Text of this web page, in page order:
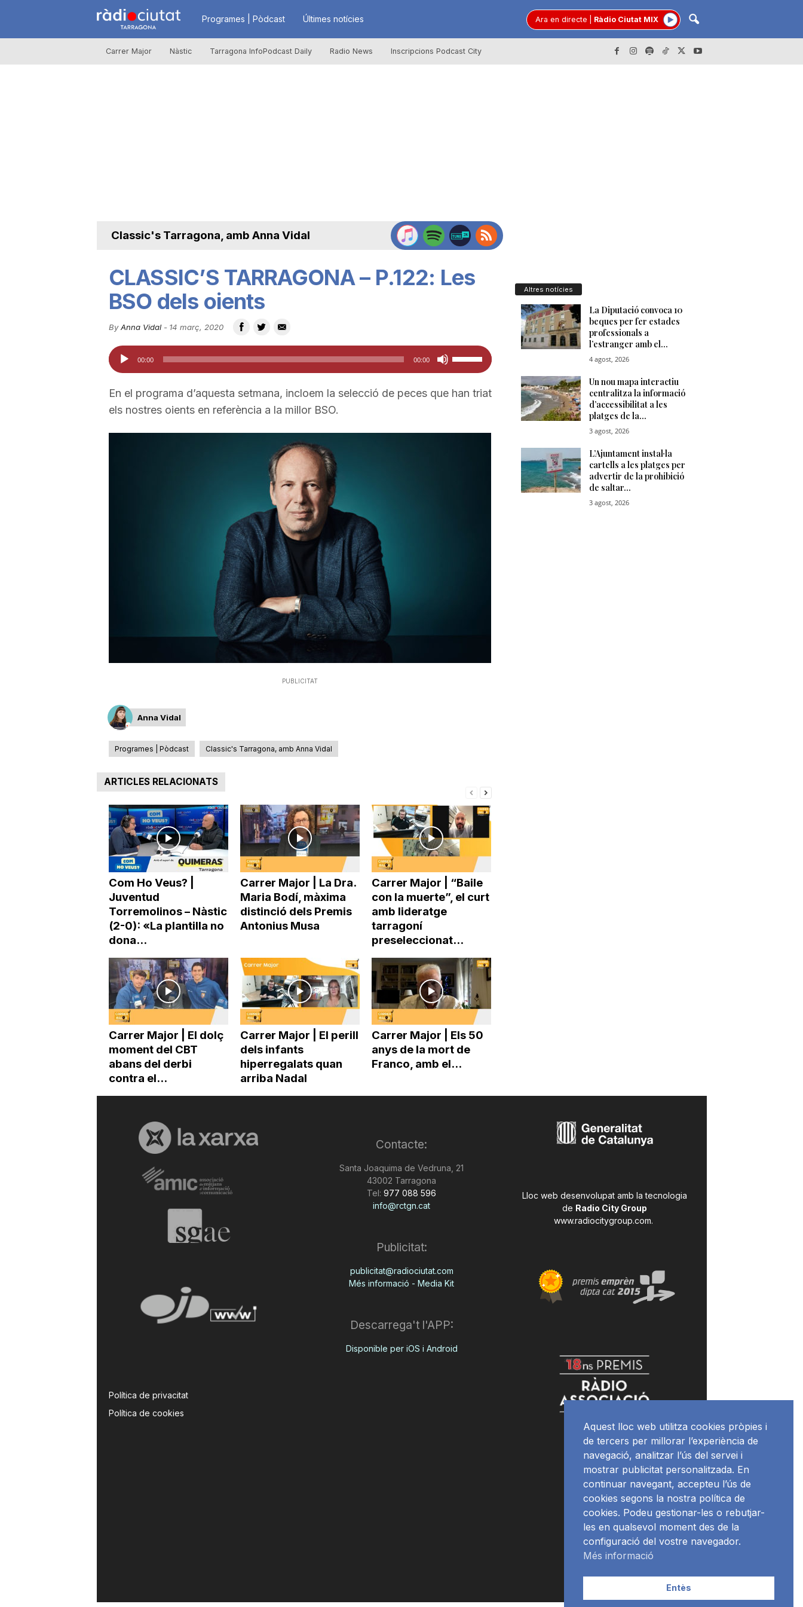
R
à
u
t
a
g
o
n
a
Programes | Pòdcast Últimes notícies Ara en directe Ràdio Ciutat MIX
Carrer Major Nàstic Tarragona InfoPodcast Daily Radio News Inscripcions Podcast City
Classic's Tarragona, amb Anna Vidal
CLASSIC’S TARRAGONA – P.122: Les
BSO dels oients
By Anna Vidal- 14 març, 2020
Reproductor
d'àudio
00:00 00:00
Feu
servir
les
En el programa d’aquesta setmana, incloem la selecció de peces que han triat
els nostres oients en referència a la millor BSO.
PUBLICITAT
Anna Vidal
Programes | Pòdcast Classic's Tarragona, amb Anna Vidal
ARTICLES RELACIONATS
Com Ho Veus? |
Juventud
Torremolinos – Nàstic
(2-0): «La plantilla no
dona...
Carrer Major | La Dra.
Maria Bodí, màxima
distinció dels Premis
Antonius Musa
Carrer Major | “Baile
con la muerte”, el curt
amb lideratge
tarragoní
preseleccionat...
Carrer Major | El dolç
moment del CBT
abans del derbi
contra el...
Carrer Major | El perill
dels infants
hiperregalats quan
arriba Nadal
Carrer Major | Els 50
anys de la mort de
Franco, amb el...
Altres notícies
Política de privacitat
Política de cookies
Contacte:
Santa Joaquima de Vedruna, 21
43002 Tarragona
Tel: 977 088 596
info@rctgn.cat
Publicitat:
publicitat@radiociutat.com
Més informació - Media Kit
Descarrega't l'APP:
Disponible per iOS i Android
Lloc web desenvolupat amb la tecnologia
de Radio City Group
www.radiocitygroup.com.
Aquest lloc web utilitza cookies pròpies i
de tercers per millorar l’experiència de
navegació, analitzar l’ús del servei i
mostrar publicitat personalitzada. En
continuar navegant, accepteu l’ús de
cookies segons la nostra política de
cookies. Podeu gestionar-les o rebutjar-
les en qualsevol moment des de la
configuració del vostre navegador.
Més informació
Entès